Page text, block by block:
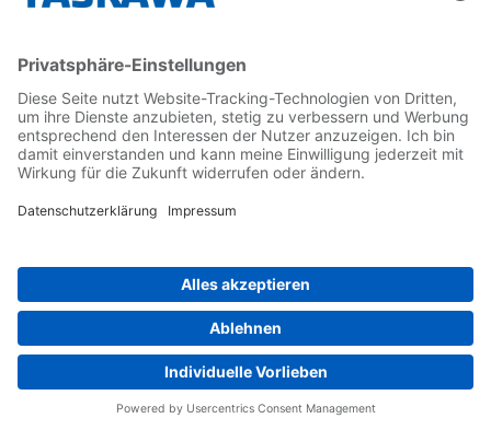
Newsletter
Follow us on...
Home Impressum Privacy
Cookie Choices
Whistleblowing
Yaskawa Europe GmbH